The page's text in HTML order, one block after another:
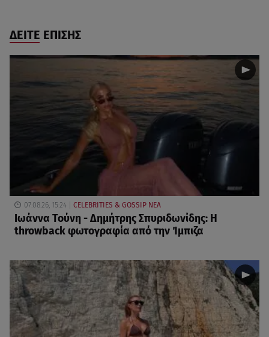
ΔΕΙΤΕ ΕΠΙΣΗΣ
07.08.26, 15:24 CELEBRITIES & GOSSIP ΝΕΑ
Ιωάννα Τούνη - Δημήτρης Σπυριδωνίδης: Η
throwback φωτογραφία από την Ίμπιζα